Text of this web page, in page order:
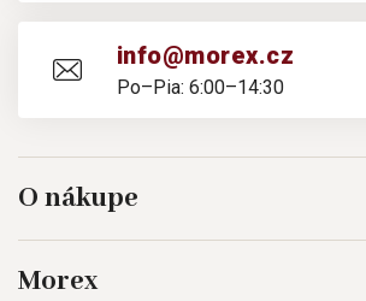
info@morex.cz
Po–Pia: 6:00–14:30
O nákupe
Morex